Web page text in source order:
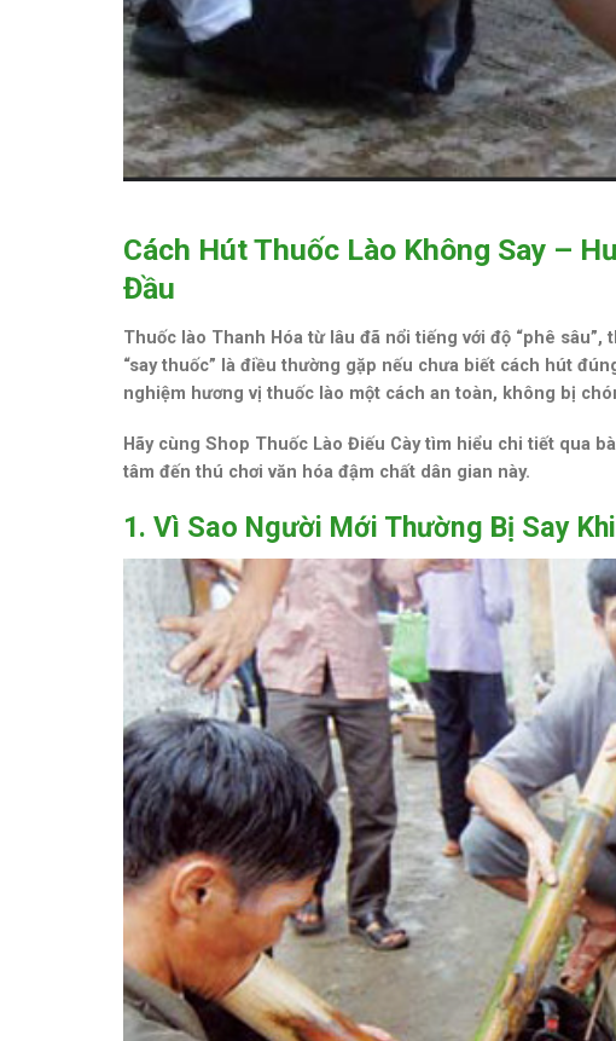
Cách Hút Thuốc Lào Không Say –
Đầu
Thuốc lào Thanh Hóa từ lâu đã nổi tiếng với độ “phê sâu”,
“say thuốc” là điều thường gặp nếu chưa biết cách hút
nghiệm hương vị thuốc lào một cách an toàn, không bị
Hãy cùng Shop Thuốc Lào Điếu Càytìm hiểu chi tiết qua
tâm đến thú chơi văn hóa đậm chất dân gian này.
1. Vì Sao Người Mới Thường Bị Say